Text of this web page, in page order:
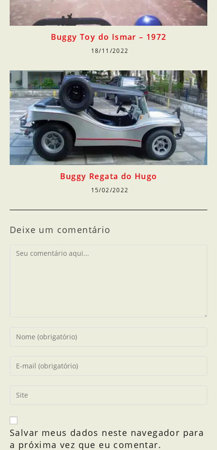
Buggy Toy do Ismar – 1972
18/11/2022
Buggy Regata do Hugo
15/02/2022
Deixe um comentário
Salvar meus dados neste navegador para
a próxima vez que eu comentar.